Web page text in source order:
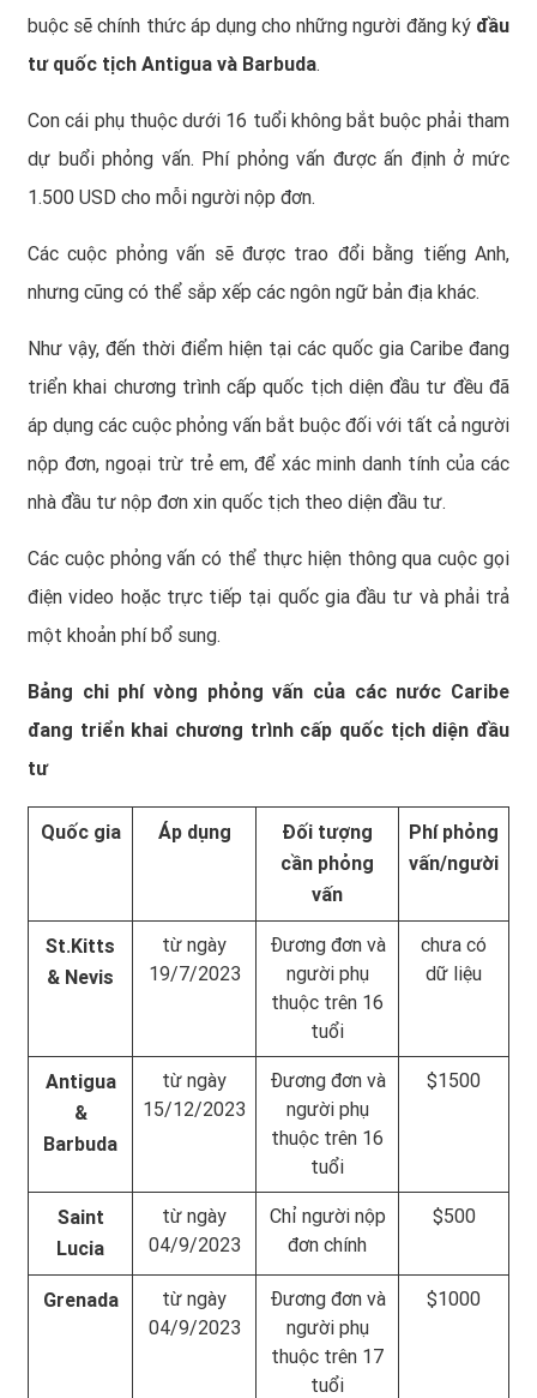
buộc sẽ chính thức áp dụng cho những người đăng ký đầu
tư quốc tịch Antigua và Barbuda.
Con cái phụ thuộc dưới 16 tuổi không bắt buộc phải tham
dự buổi phỏng vấn. Phí phỏng vấn được ấn định ở mức
1.500 USD cho mỗi người nộp đơn.
Các cuộc phỏng vấn sẽ được trao đổi bằng tiếng Anh,
nhưng cũng có thể sắp xếp các ngôn ngữ bản địa khác.
Như vậy, đến thời điểm hiện tại các quốc gia Caribe đang
triển khai chương trình cấp quốc tịch diện đầu tư đều đã
áp dụng các cuộc phỏng vấn bắt buộc đối với tất cả người
nộp đơn, ngoại trừ trẻ em, để xác minh danh tính của các
nhà đầu tư nộp đơn xin quốc tịch theo diện đầu tư.
Các cuộc phỏng vấn có thể thực hiện thông qua cuộc gọi
điện video hoặc trực tiếp tại quốc gia đầu tư và phải trả
một khoản phí bổ sung.
Bảng chi phí vòng phỏng vấn của các nước Caribe
đang triển khai chương trình cấp quốc tịch diện đầu
tư
Quốc gia Áp dụng
Đối tượng
cần phỏng
vấn
Phí phỏng
vấn/người
St.Kitts
& Nevis
từ ngày
19/7/2023
Đương đơn và
người phụ
thuộc trên 16
tuổi
chưa có
dữ liệu
Antigua
&
Barbuda
từ ngày
15/12/2023
Đương đơn và
người phụ
thuộc trên 16
tuổi
$1500
Saint
Lucia
từ ngày
04/9/2023
Chỉ người nộp
đơn chính
$500
Grenada
từ ngày
04/9/2023
Đương đơn và
người phụ
thuộc trên 17
tuổi
$1000